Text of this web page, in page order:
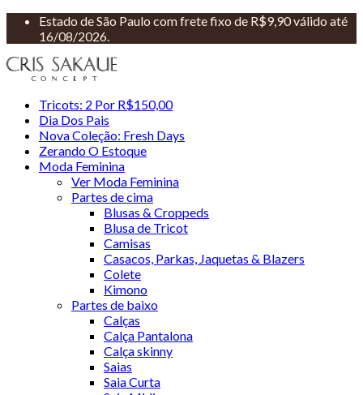
Estado de São Paulo com frete fixo de R$9,90 válido até
16/08/2026.
Tricots: 2 Por R$150,00
Dia Dos Pais
Nova Coleção: Fresh Days
Zerando O Estoque
Moda Feminina
Ver Moda Feminina
Partes de cima
Blusas & Croppeds
Blusa de Tricot
Camisas
Casacos, Parkas, Jaquetas & Blazers
Colete
Kimono
Partes de baixo
Calças
Calça Pantalona
Calça skinny
Saias
Saia Curta